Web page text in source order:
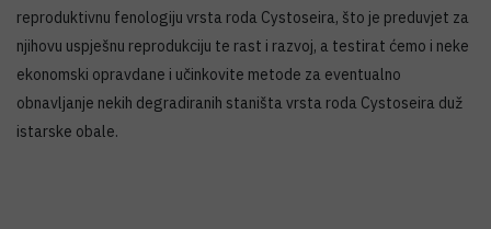
reproduktivnu fenologiju vrsta roda Cystoseira, što je preduvjet za
njihovu uspješnu reprodukciju te rast i razvoj, a testirat ćemo i neke
ekonomski opravdane i učinkovite metode za eventualno
obnavljanje nekih degradiranih staništa vrsta roda Cystoseira duž
istarske obale.